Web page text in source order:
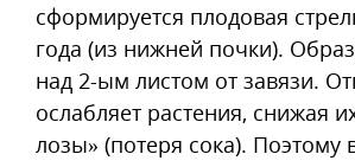
сформируется плодовая
года (из нижней почки).
над 2-ым листом от завязи.
ослабляет растения, снижая
лозы» (потеря сока). Поэтому